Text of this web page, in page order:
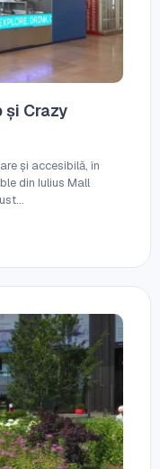
și Crazy
și accesibilă, în
din Iulius Mall